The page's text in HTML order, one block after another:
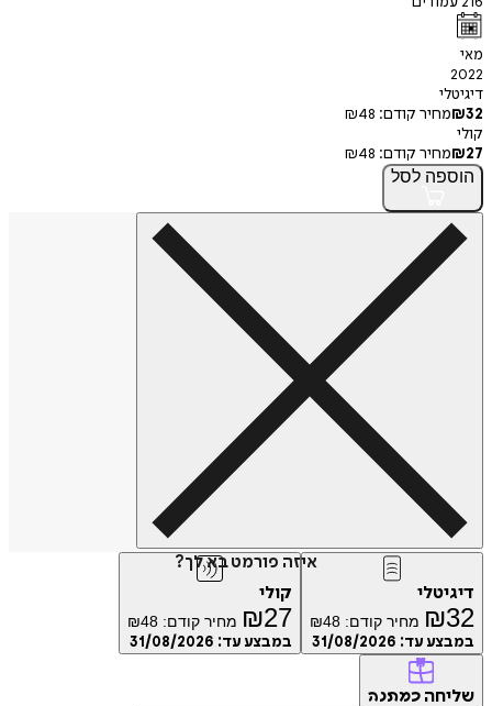
קודם:
₪48
קודם: ₪48
לסל
איזה פורמט בא לך?
₪ מחיר קודם: ₪48
עד:31/08/2026
₪ 27 מחיר קודם: ₪48
במבצע עד:31/08/2026
כמתנה